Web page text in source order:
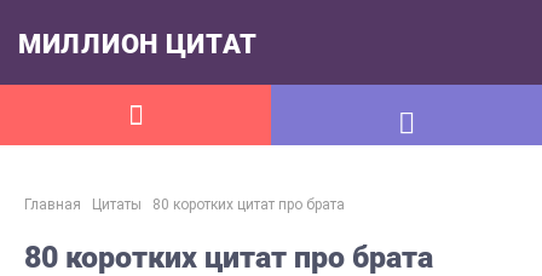
МИЛЛИОН ЦИТАТ
Главная Цитаты 80 коротких цитат про брата
80 коротких цитат про брата